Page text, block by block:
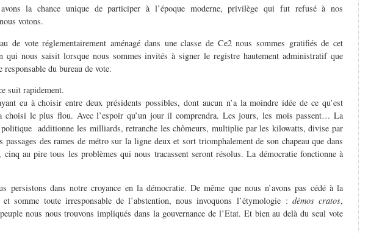
la chance unique de participer à l’époque moderne, privilège qui fut refusé à nos
votons.
de vote réglementairement aménagé dans une classe de Ce2 nous sommes gratifiés de cet
qui nous saisit lorsque nous sommes invités à signer le registre hautement administratif que
responsable du bureau de vote.
suit rapidement.
eu à choisir entre deux présidents possibles, dont aucun n’a la moindre idée de ce qu’est
choisi le plus flou. Avec l’espoir qu’un jour il comprendra. Les jours, les mois passent… La
politique additionne les milliards, retranche les chômeurs, multiplie par les kilowatts, divise par
passages des rames de métro sur la ligne deux et sort triomphalement de son chapeau que dans
cinq au pire tous les problèmes qui nous tracassent seront résolus. La démocratie fonctionne à
persistons dans notre croyance en la démocratie. De même que nous n’avons pas cédé à la
somme toute irresponsable de l’abstention, nous invoquons l’étymologie : démos cratos,
nous nous trouvons impliqués dans la gouvernance de l’Etat. Et bien au delà du seul vote